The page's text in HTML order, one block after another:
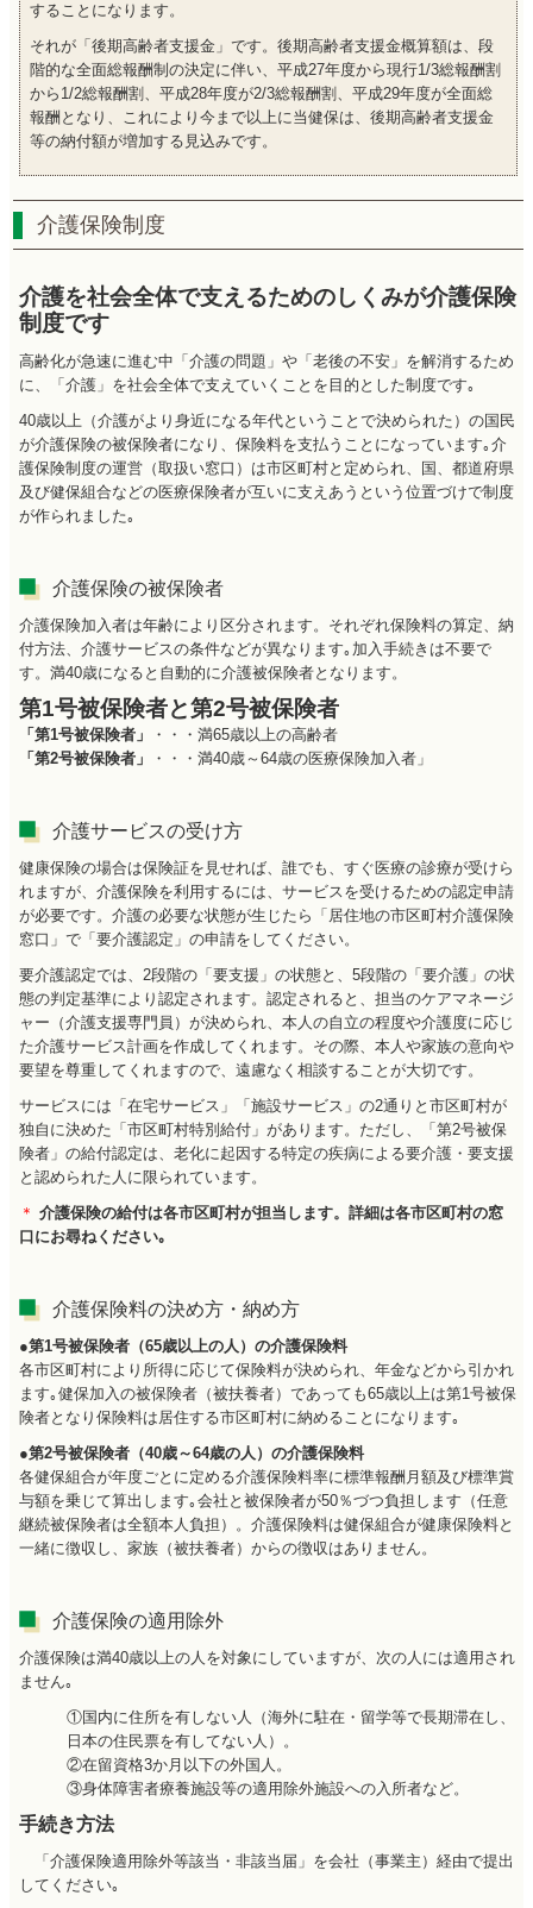
することになります。
それが「後期高齢者支援金」です。後期高齢者支援金概算額は、段
階的な全面総報酬制の決定に伴い、平成27年度から現行1/3総報酬割
から1/2総報酬割、平成28年度が2/3総報酬割、平成29年度が全面総
報酬となり、これにより今まで以上に当健保は、後期高齢者支援金
等の納付額が増加する見込みです。
介護保険制度
介護を社会全体で支えるためのしくみが介護保険
制度です
高齢化が急速に進む中「介護の問題」や「老後の不安」を解消するため
に、「介護」を社会全体で支えていくことを目的とした制度です｡
40歳以上（介護がより身近になる年代ということで決められた）の国民
が介護保険の被保険者になり、保険料を支払うことになっています｡介
護保険制度の運営（取扱い窓口）は市区町村と定められ、国、都道府県
及び健保組合などの医療保険者が互いに支えあうという位置づけで制度
が作られました｡
介護保険の被保険者
介護保険加入者は年齢により区分されます。それぞれ保険料の算定、納
付方法、介護サービスの条件などが異なります｡加入手続きは不要で
す。満40歳になると自動的に介護被保険者となります。
第1号被保険者と第2号被保険者
「第1号被保険者」
・・・満65歳以上の高齢者
「第2号被保険者」
・・・満40歳～64歳の医療保険加入者」
介護サービスの受け方
健康保険の場合は保険証を見せれば、誰でも、すぐ医療の診療が受けら
れますが、 介護保険を利用するには、サービスを受けるための認定申請
が必要です。介護の必要な状態が生じたら「居住地の市区町村介護保険
窓口」で「要介護認定」の申請をしてください。
要介護認定では、2段階の「要支援」の状態と、5段階の「要介護」の状
態の判定基準により認定されます。認定されると、担当のケアマネージ
ャー（介護支援専門員）が決められ、本人の自立の程度や介護度に応じ
た介護サービス計画を作成してくれます。その際、本人や家族の意向や
要望を尊重してくれますので、遠慮なく相談することが大切です。
サービスには「在宅サービス」「施設サービス」の2通りと市区町村が
独自に決めた「市区町村特別給付」があります。 ただし、「第2号被保
険者」の給付認定は、老化に起因する特定の疾病による要介護・要支援
と認められた人に限られています。
＊ 介護保険の給付は各市区町村が担当します。詳細は各市区町村の窓
口にお尋ねください｡
介護保険料の決め方・納め方
●第1号被保険者（65歳以上の人）の介護保険料
各市区町村により所得に応じて保険料が決められ、年金などから引かれ
ます｡健保加入の被保険者（被扶養者）であっても65歳以上は第1号被保
険者となり保険料は居住する市区町村に納めることになります｡
●第2号被保険者（40歳～64歳の人）の介護保険料
各健保組合が年度ごとに定める介護保険料率に標準報酬月額及び標準賞
与額を乗じて算出します｡会社と被保険者が50％づつ負担します（任意
継続被保険者は全額本人負担）。介護保険料は健保組合が健康保険料と
一緒に徴収し、家族（被扶養者）からの徴収はありません。
介護保険の適用除外
介護保険は満40歳以上の人を対象にしていますが、次の人には適用され
ません｡
①国内に住所を有しない人（海外に駐在・留学等で長期滞在し、
日本の住民票を有してない人）。
②在留資格3か月以下の外国人。
③身体障害者療養施設等の適用除外施設への入所者など。
手続き方法
「介護保険適用除外等該当・非該当届」を会社（事業主）経由で提出
してください｡